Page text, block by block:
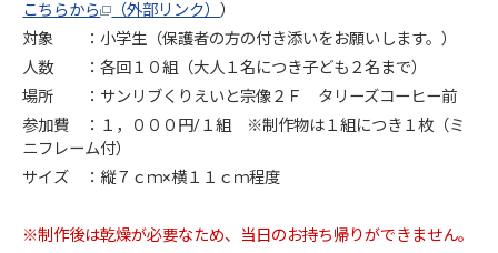
こちらから （外部リンク） ）
対象 ：小学生（保護者の方の付き添いをお願いします。）
人数 ：各回１０組（大人１名につき子ども２名まで）
場所 ：サンリブくりえいと宗像２Ｆ タリーズコーヒー前
参加費 ：１，０００円/１組 ※制作物は１組につき１枚（ミ
ニフレーム付）
サイズ ：縦７ｃｍ×横１１ｃｍ程度
※制作後は乾燥が必要なため、当日のお持ち帰りができません。